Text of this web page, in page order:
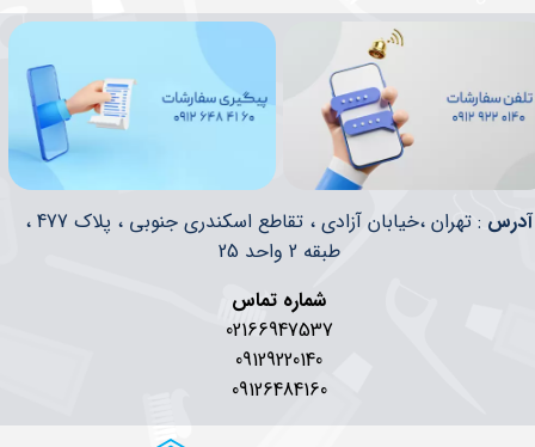
​​آدرس
: تهران ،خیابان آزادی ، تقاطع اسکندری جنوبی ، پلاک 477 ،
طبقه 2 واحد 25
شماره تماس
02166947537
09129220140
09126484160